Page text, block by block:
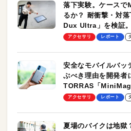
落下実験。ケース
るか？ 耐衝撃・対
Dux Ultra」を検証
のモバイルユースに
アクセサリ レポート
安全なモバイルバッ
ぶべき理由を開発者
TORRAS「
ーも
アクセサリ レポート
夏場のバイクは地獄